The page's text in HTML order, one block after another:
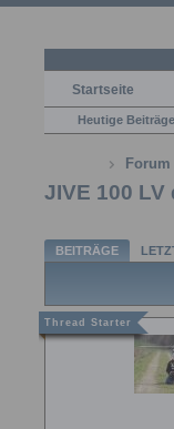
Startseite
Heutige Beiträge
Forum
JIVE 100 LV
BEITRÄGE